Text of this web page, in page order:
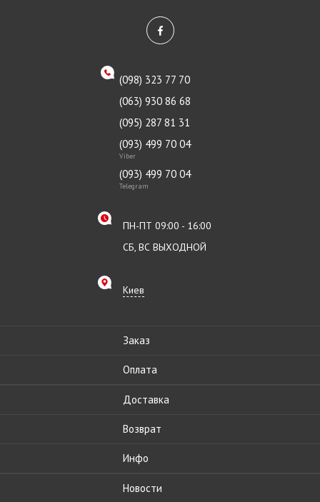
(098) 323 77 70
(063) 930 86 68
(095) 287 81 31
(093) 499 70 04
Viber
(093) 499 70 04
Telegram
ПН-ПТ 09:00 - 16:00
СБ, ВС ВЫХОДНОЙ
Киев
Заказ
Оплата
Доставка
Возврат
Инфо
Новости